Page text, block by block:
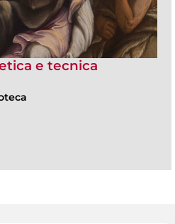
e tecnica